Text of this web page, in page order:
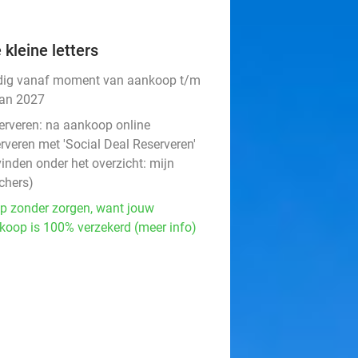
kleine letters
vanaf moment van aankoop t/m
2027
na aankoop online
met 'Social Deal Reserveren'
onder het overzicht: mijn
)
zonder zorgen, want jouw
is 100% verzekerd (meer info)